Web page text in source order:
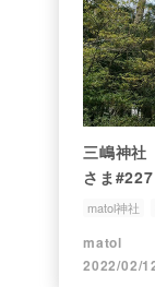
三嶋神社
さま#227
matol神社
matol
2022/02/